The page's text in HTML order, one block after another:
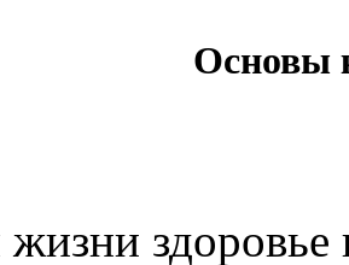
Основы
здоровье